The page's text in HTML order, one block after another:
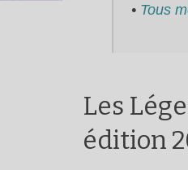
• Tous
Les
édition